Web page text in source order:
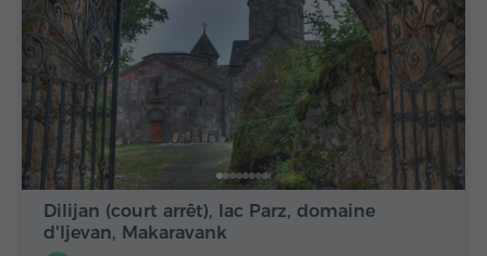
Dilijan (court arrêt), lac Parz, domaine
d'Ijevan, Makaravank